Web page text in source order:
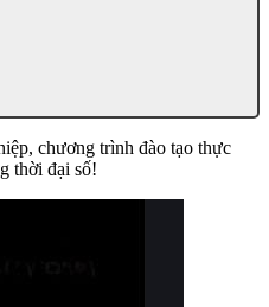
chương trình đào tạo thực
thời đại số!